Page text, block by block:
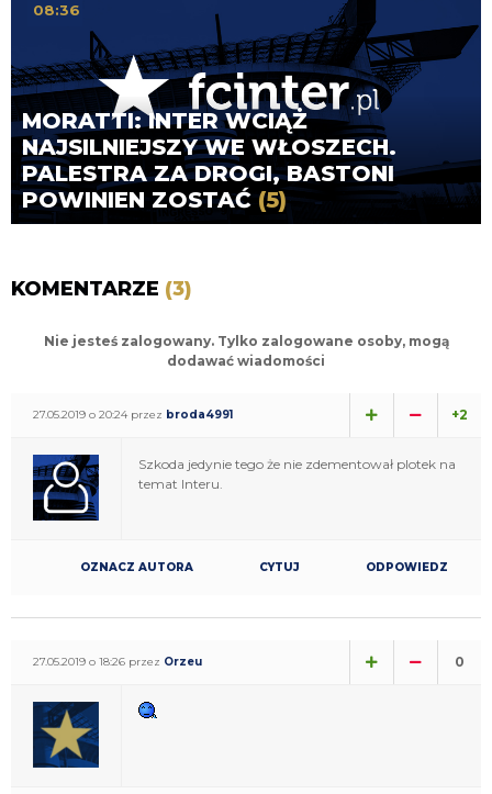
MORATTI: INTER WCIĄŻ
NAJSILNIEJSZY WE WŁOSZECH.
PALESTRA ZA DROGI, BASTONI
POWINIEN ZOSTAĆ (5)
08:36
KOMENTARZE (3)
Nie jesteś zalogowany. Tylko zalogowane osoby, mogą
dodawać wiadomości
27.05.2019 o 20:24 przez broda4991 +2
Szkoda jedynie tego że nie zdementował plotek na
temat Interu.
OZNACZ AUTORA CYTUJ ODPOWIEDZ
27.05.2019 o 18:26 przez Orzeu 0